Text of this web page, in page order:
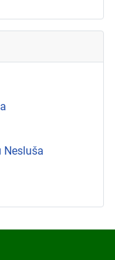
Nesluša